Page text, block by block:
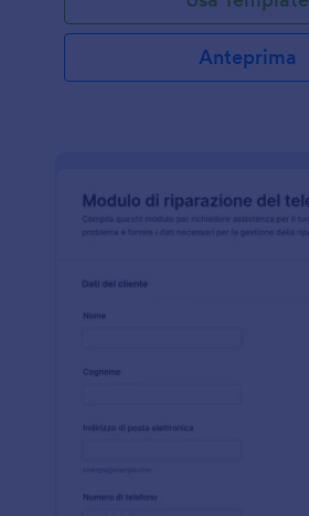
Anteprima